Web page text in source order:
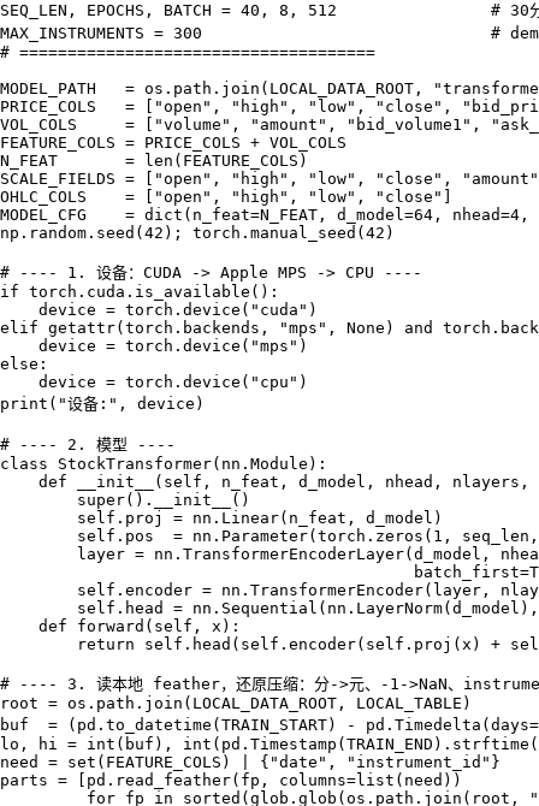
SEQ_LEN, EPOCHS, BATCH = 40, 8, 512                # 30分钟
MAX_INSTRUMENTS = 300                              # demo 限
# =====================================
MODEL_PATH   = os.path.join(LOCAL_DATA_ROOT,
PRICE_COLS   = ["open", "high", "low", "close",
VOL_COLS     = ["volume", "amount", "bid_volume1",
FEATURE_COLS = PRICE_COLS + VOL_COLS
N_FEAT       = len(FEATURE_COLS)
SCALE_FIELDS = ["open", "high", "low", "close",
OHLC_COLS    = ["open", "high", "low", "close"]
MODEL_CFG    = dict(n_feat=N_FEAT, d_model=64,
np.random.seed(42); torch.manual_seed(42)
# ---- 1. 设备：CUDA -> Apple MPS -> CPU ----
if torch.cuda.is_available():
    device = torch.device("cuda")
elif getattr(torch.backends, "mps", None) and
    device = torch.device("mps")
else:
    device = torch.device("cpu")
print("设备:", device)
# ---- 2. 模型 ----
class StockTransformer(nn.Module):
def __init__(self, n_feat, d_model, nhead, nlayers,
        super().__init__()
        self.proj = nn.Linear(n_feat, d_model)
self.pos  = nn.Parameter(torch.zeros(1,
layer = nn.TransformerEncoderLayer(d_model,
self.encoder = nn.TransformerEncoder(layer,
self.head =
def forward(self, x):
return self.head(self.encoder(self.proj(x) +
# ---- 3. 读本地 feather，还原压缩：分->元、-1->NaN、
root = os.path.join(LOCAL_DATA_ROOT, LOCAL_TABLE)
buf  = (pd.to_datetime(TRAIN_START) -
lo, hi = int(buf),
need = set(FEATURE_COLS) | {"date", "instrument_id"}
parts = [pd.read_feather(fp, columns=list(need))
for fp in sorted(glob.glob(os.path.join(root,